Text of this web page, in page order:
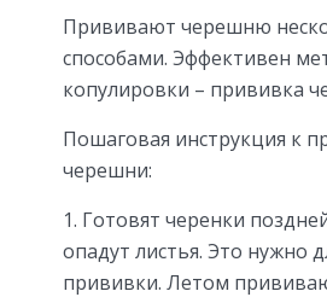
Прививают черешню
способами. Эффективен
копулировки – прививка
Пошаговая инструкция к
черешни:
Готовят черенки
опадут листья. Это нужно
прививки. Летом